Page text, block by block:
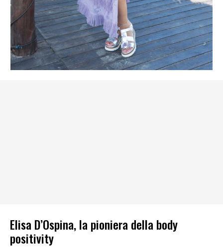
Elisa D’Ospina, la pioniera della body
positivity